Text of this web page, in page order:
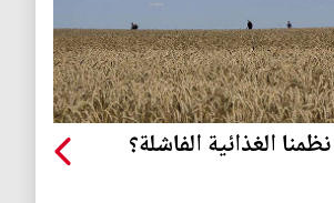
الغذائية الفاشلة؟